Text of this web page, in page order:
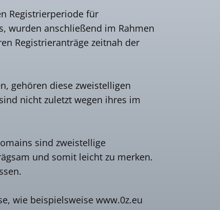
Registrierperiode für
wurden anschließend im Rahmen
Registrieranträge zeitnah der
gehören diese zweistelligen
nicht zuletzt wegen ihres im
sind zweistellige
und somit leicht zu merken.
wie beispielsweise www.0z.eu